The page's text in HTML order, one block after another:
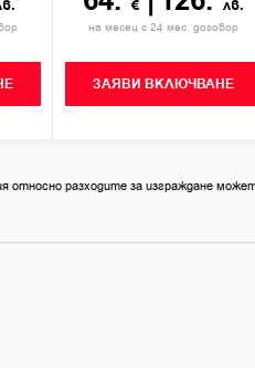
€ лв.
на месец с 24 мес. договор
ЗАЯВИ ВКЛЮЧВАНЕ
разходите за изграждане